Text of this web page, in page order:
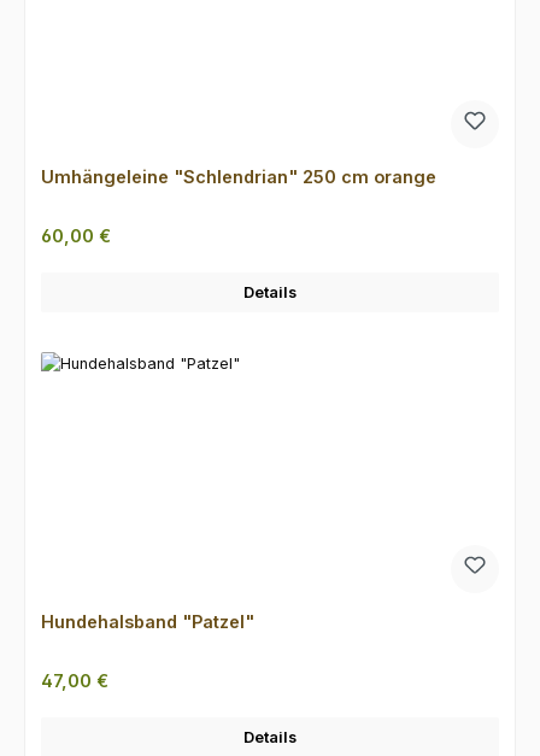
Umhängeleine "Schlendrian" 250 cm orange
Regulärer Preis:
60,00 €
Details
Hundehalsband "Patzel"
Regulärer Preis:
47,00 €
Details